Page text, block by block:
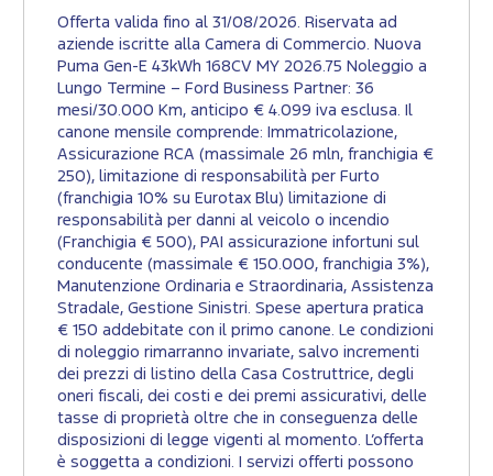
Offerta valida fino al 31/08/2026. Riservata ad
aziende iscritte alla Camera di Commercio. Nuova
Puma Gen-E 43kWh 168CV MY 2026.75 Noleggio a
Lungo Termine – Ford Business Partner: 36
mesi/30.000 Km, anticipo € 4.099 iva esclusa. Il
canone mensile comprende: Immatricolazione,
Assicurazione RCA (massimale 26 mln, franchigia €
250), limitazione di responsabilità per Furto
(franchigia 10% su Eurotax Blu) limitazione di
responsabilità per danni al veicolo o incendio
(Franchigia € 500), PAI assicurazione infortuni sul
conducente (massimale € 150.000, franchigia 3%),
Manutenzione Ordinaria e Straordinaria, Assistenza
Stradale, Gestione Sinistri. Spese apertura pratica
€ 150 addebitate con il primo canone. Le condizioni
di noleggio rimarranno invariate, salvo incrementi
dei prezzi di listino della Casa Costruttrice, degli
oneri fiscali, dei costi e dei premi assicurativi, delle
tasse di proprietà oltre che in conseguenza delle
disposizioni di legge vigenti al momento. L’offerta
è soggetta a condizioni. I servizi offerti possono